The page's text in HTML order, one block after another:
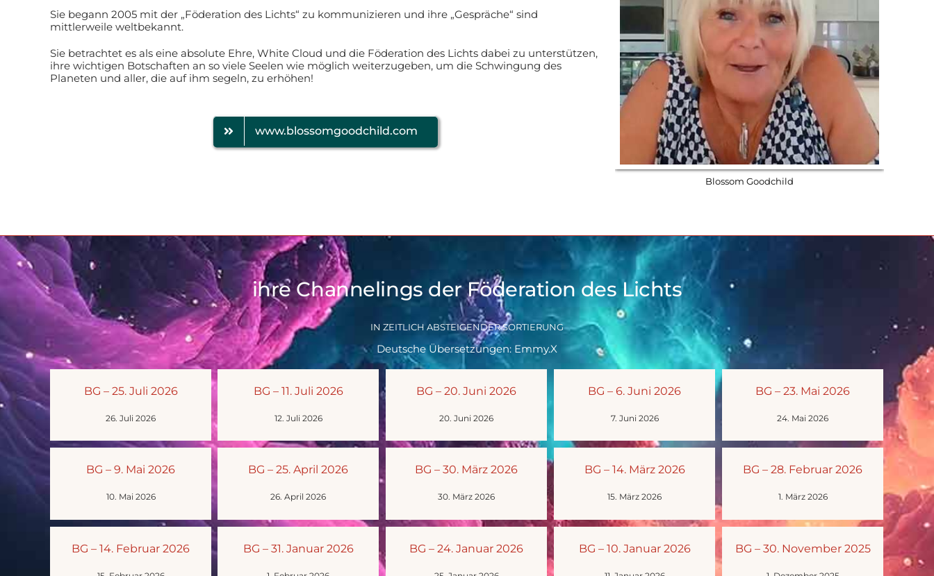
Sie begann 2005 mit der „Föderation des Lichts“ zu kommunizieren und ihre „Gespräche“ sind
mittlerweile weltbekannt.
Sie betrachtet es als eine absolute Ehre, White Cloud und die Föderation des Lichts dabei zu unterstützen,
ihre wichtigen Botschaften an so viele Seelen wie möglich weiterzugeben, um die Schwingung des
Planeten und aller, die auf ihm segeln, zu erhöhen!
www.blossomgoodchild.com
Blossom Goodchild
ihre Channelings der Föderation des Lichts
IN ZEITLICH ABSTEIGENDER SORTIERUNG
Deutsche Übersetzungen: Emmy.X
BG – 25. Juli 2026
26. Juli 2026
BG – 11. Juli 2026
12. Juli 2026
BG – 20. Juni 2026
20. Juni 2026
BG – 6. Juni 2026
7. Juni 2026
BG – 23. Mai 2026
24. Mai 2026
BG – 9. Mai 2026
10. Mai 2026
BG – 25. April 2026
26. April 2026
BG – 30. März 2026
30. März 2026
BG – 14. März 2026
15. März 2026
BG – 28. Februar 2026
1. März 2026
BG – 14. Februar 2026 BG – 31. Januar 2026 BG – 24. Januar 2026 BG – 10. Januar 2026 BG – 30. November 2025